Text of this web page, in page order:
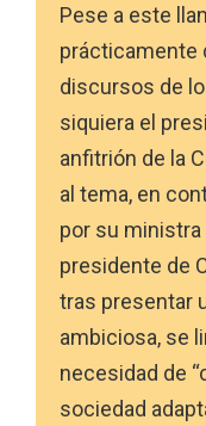
Pese a este
prácticamente
discursos de
siquiera el
anfitrión de la
al tema, en
por su ministra
presidente de
tras presentar
ambiciosa, se
necesidad de
sociedad